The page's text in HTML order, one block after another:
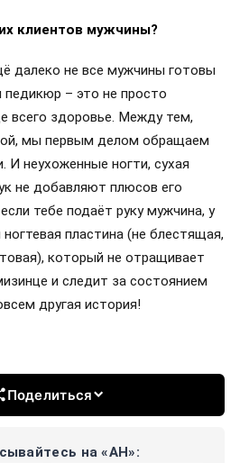
клиентов мужчины?
далеко не все мужчины готовы
педикюр – это не просто
всего здоровье. Между тем,
мы первым делом обращаем
И неухоженные ногти, сухая
не добавляют плюсов его
тебе подаёт руку мужчина, у
пластина (не блестящая,
который не отращивает
и следит за состоянием
другая история!
Поделиться
на «АН»: